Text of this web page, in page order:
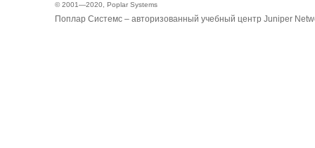
© 2001—2020, Poplar Systems
Поплар Системс – авторизованный учебный центр Juniper